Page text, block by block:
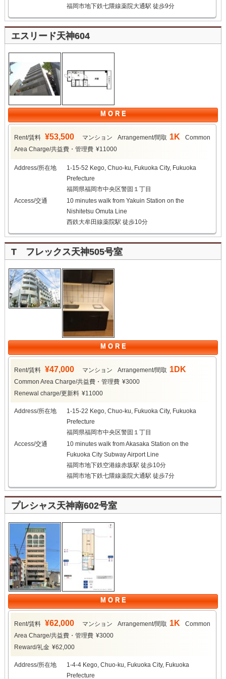
福岡市地下鉄七隈線薬院大通駅 徒歩9分
エスリード天神604
M O R E
Rent/賃料 ¥53,500 マンション Arrangement/間取 1K
Common
Area Charge/共益費・管理費 ¥11000
Address/所在地
1-15-52 Kego, Chuo-ku, Fukuoka City, Fukuoka
Prefecture
福岡県福岡市中央区警固１丁目
Access/交通
10 minutes walk from Yakuin Station on the
Nishitetsu Omuta Line
西鉄大牟田線薬院駅 徒歩10分
T フレックス天神505号室
M O R E
Rent/賃料 ¥47,000 マンション Arrangement/間取 1DK
Common Area Charge/共益費・管理費 ¥3000
Renewal charge/更新料 ¥11000
Address/所在地
1-15-22 Kego, Chuo-ku, Fukuoka City, Fukuoka
Prefecture
福岡県福岡市中央区警固１丁目
Access/交通
10 minutes walk from Akasaka Station on the
Fukuoka City Subway Airport Line
福岡市地下鉄空港線赤坂駅 徒歩10分
福岡市地下鉄七隈線薬院大通駅 徒歩7分
プレシャス天神南602号室
M O R E
Rent/賃料 ¥62,000 マンション Arrangement/間取 1K
Common
Area Charge/共益費・管理費 ¥3000
Reward/礼金 ¥62,000
Address/所在地
1-4-4 Kego, Chuo-ku, Fukuoka City, Fukuoka
Prefecture